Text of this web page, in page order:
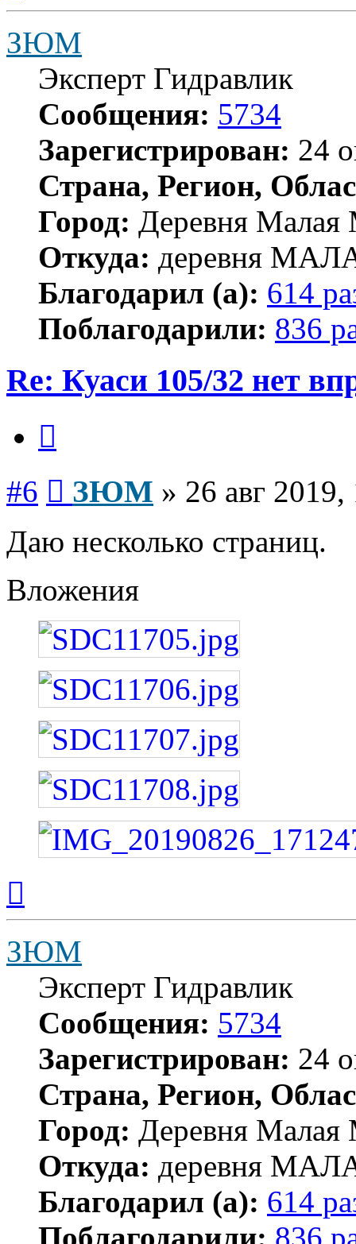
ЗЮМ
Эксперт Гидравлик
Сообщения: 5734
Зарегистрирован: 24
Страна, Регион,
Город: Деревня Малая
Откуда: деревня
Благодарил (а): 614
Поблагодарили: 836
Re: Куаси 105/32 нет
#6 ЗЮМ » 26 авг 2019,
Даю несколько страниц.
Вложения
началу
ЗЮМ
Эксперт Гидравлик
Сообщения: 5734
Зарегистрирован: 24
Страна, Регион,
Город: Деревня Малая
Откуда: деревня
Благодарил (а): 614
Поблагодарили: 836